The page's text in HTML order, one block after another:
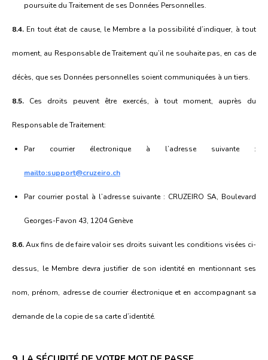
poursuite du Traitement de ses Données Personnelles.
8.4. En tout état de cause, le Membre a la possibilité d’indiquer, à tout
moment, au Responsable de Traitement qu’il ne souhaite pas, en cas de
décès, que ses Données personnelles soient communiquées à un tiers.
8.5. Ces droits peuvent être exercés, à tout moment, auprès du
Responsable de Traitement:
Par courrier électronique à l’adresse suivante :
mailto:support@cruzeiro.ch
Par courrier postal à l’adresse suivante : CRUZEIRO SA, Boulevard
Georges-Favon 43, 1204 Genève
8.6.Aux fins de de faire valoir ses droits suivant les conditions visées ci-
dessus, le Membre devra justifier de son identité en mentionnant ses
nom, prénom, adresse de courrier électronique et en accompagnant sa
demande de la copie de sa carte d’identité.